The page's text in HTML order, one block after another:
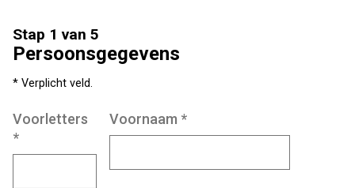
Stap 1 van 5
Persoonsgegevens
* Verplicht veld.
Voorletters
*
Voornaam *